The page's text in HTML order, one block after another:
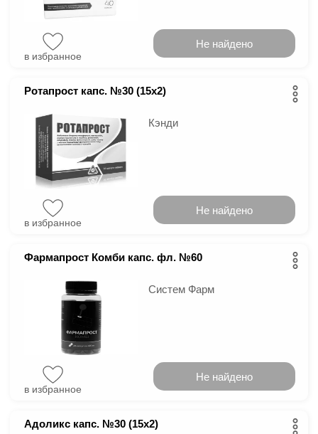
в избранное
Не найдено
Ротапрост капс. №30 (15х2)
Кэнди
в избранное
Не найдено
Фармапрост Комби капс. фл. №60
Систем Фарм
в избранное
Не найдено
Адоликс капс. №30 (15х2)